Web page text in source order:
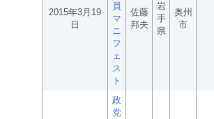
2015年3月19
日
員
マ
ニ
フ
ェ
ス
ト
佐藤
邦夫
岩
手
県
奥州
市
政
党